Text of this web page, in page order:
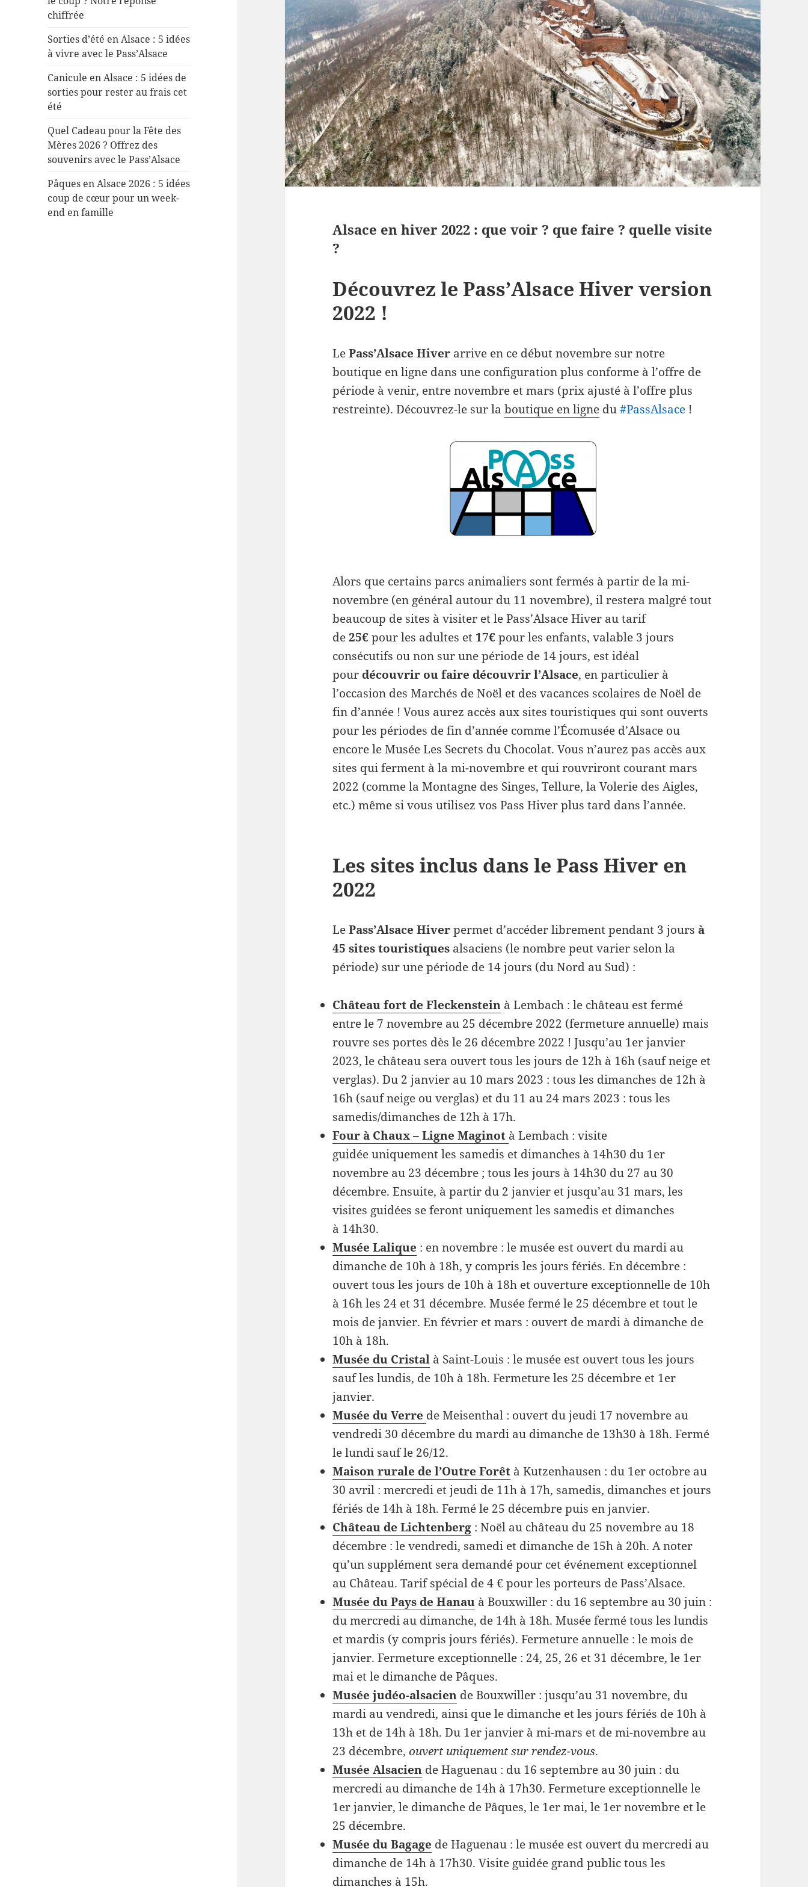
chiffrée
Sorties d’été en Alsace : 5 idées
à vivre avec le Pass’Alsace
Canicule en Alsace : 5 idées de
sorties pour rester au frais cet
été
Quel Cadeau pour la Fête des
Mères 2026 ? Offrez des
souvenirs avec le Pass’Alsace
Pâques en Alsace 2026 : 5 idées
coup de cœur pour un week-
end en famille
Alsace en hiver 2022 : que voir ? que faire ? quelle visite
?
Découvrez le Pass’Alsace Hiver version
2022 !
LePass’Alsace Hiver arrive en ce début novembre sur notre
boutique en ligne dans une configuration plus conforme à l’offre de
période à venir, entre novembre et mars (prix ajusté à l’offre plus
restreinte). Découvrez-le sur laboutique en ligne du‪#‎PassAlsace‬ !
Alors que certains parcs animaliers sont fermés à partir de la mi-
novembre (en général autour du 11 novembre), il restera malgré tout
beaucoup de sites à visiter et le Pass’Alsace Hiver au tarif
de25€pour les adultes et 17€pour les enfants, valable 3 jours
consécutifs ou non sur une période de 14 jours, est idéal
pour découvrir ou faire découvrir l’Alsace, en particulier à
l’occasion des Marchés de Noël et des vacances scolaires de Noël de
fin d’année ! Vous aurez accès aux sites touristiques qui sont ouverts
pour les périodes de fin d’année comme l’Écomusée d’Alsace ou
encore le Musée Les Secrets du Chocolat. Vous n’aurez pas accès aux
sites qui ferment à la mi-novembre et qui rouvriront courant mars
2022 (comme la Montagne des Singes, Tellure, la Volerie des Aigles,
etc.) même si vous utilisez vos Pass Hiver plus tard dans l’année.
Les sites inclus dans le Pass Hiver en
2022
LePass’Alsace Hiverpermet d’accéder librement pendant 3 jours à
45 sites touristiques alsaciens (le nombre peut varier selon la
période) sur une période de 14 jours (du Nord au Sud) :
Château fort de Fleckenstein à Lembach : le château est fermé
entre le 7 novembre au 25 décembre 2022 (fermeture annuelle) mais
rouvre ses portes dès le 26 décembre 2022 ! Jusqu’au 1er janvier
2023, le château sera ouvert tous les jours de 12h à 16h (sauf neige et
verglas). Du 2 janvier au 10 mars 2023 : tous les dimanches de 12h à
16h (sauf neige ou verglas) et du 11 au 24 mars 2023 : tous les
samedis/dimanches de 12h à 17h.
Four à Chaux – Ligne Maginot à Lembach : visite
guidée uniquement les samedis et dimanches à 14h30 du 1er
novembre au 23 décembre ; tous les jours à 14h30 du 27 au 30
décembre. Ensuite, à partir du 2 janvier et jusqu’au 31 mars, les
visites guidées se feront uniquement les samedis et dimanches
à 14h30.
Musée Lalique : en novembre : le musée est ouvert du mardi au
dimanche de 10h à 18h, y compris les jours fériés. En décembre :
ouvert tous les jours de 10h à 18h et ouverture exceptionnelle de 10h
à 16h les 24 et 31 décembre. Musée fermé le 25 décembre et tout le
mois de janvier. En février et mars : ouvert de mardi à dimanche de
10h à 18h.
Musée du Cristal à Saint-Louis : le musée est ouvert tous les jours
sauf les lundis, de 10h à 18h. Fermeture les 25 décembre et 1er
janvier.
Musée du Verre de Meisenthal : ouvert du jeudi 17 novembre au
vendredi 30 décembre du mardi au dimanche de 13h30 à 18h. Fermé
le lundi sauf le 26/12.
Maison rurale de l’Outre Forêt à Kutzenhausen : du 1er octobre au
30 avril : mercredi et jeudi de 11h à 17h, samedis, dimanches et jours
fériés de 14h à 18h. Fermé le 25 décembre puis en janvier.
Château de Lichtenberg : Noël au château du 25 novembre au 18
décembre : le vendredi, samedi et dimanche de 15h à 20h. A noter
qu’un supplément sera demandé pour cet événement exceptionnel
au Château. Tarif spécial de 4 € pour les porteurs de Pass’Alsace.
Musée du Pays de Hanau à Bouxwiller : du 16 septembre au 30 juin :
du mercredi au dimanche, de 14h à 18h. Musée fermé tous les lundis
et mardis (y compris jours fériés). Fermeture annuelle : le mois de
janvier. Fermeture exceptionnelle : 24, 25, 26 et 31 décembre, le 1er
mai et le dimanche de Pâques.
Musée judéo-alsacien de Bouxwiller : jusqu’au 31 novembre, du
mardi au vendredi, ainsi que le dimanche et les jours fériés de 10h à
13h et de 14h à 18h. Du 1er janvier à mi-mars et de mi-novembre au
23 décembre,ouvert uniquement sur rendez-vous.
Musée Alsacien de Haguenau : du 16 septembre au 30 juin : du
mercredi au dimanche de 14h à 17h30. Fermeture exceptionnelle le
1er janvier, le dimanche de Pâques, le 1er mai, le 1er novembre et le
25 décembre.
Musée du Bagage de Haguenau : le musée est ouvert du mercredi au
dimanche de 14h à 17h30. Visite guidée grand public tous les
dimanches à 15h.